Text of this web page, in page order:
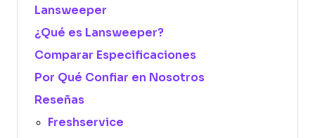
Lansweeper
¿Qué es Lansweeper?
Comparar Especificaciones
Por Qué Confiar en Nosotros
Reseñas
Freshservice